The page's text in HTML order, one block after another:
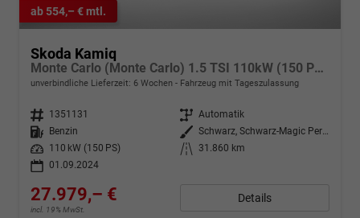
ab 554,– € mtl.
Skoda Kamiq
Monte Carlo (Monte Carlo) 1.5 TSI 110kW (150 PS) 7-Gang DSG
unverbindliche Lieferzeit: 6 Wochen Fahrzeug mit Tageszulassung
Fahrzeugnr. 1351131 Getriebe Automatik
Kraftstoff
Benzin Außenfarbe
Schwarz, Schwarz-Magic Perleffekt (1Z)
Leistung
110 kW (150 PS) Kilometerstand
31.860 km
01.09.2024
27.979,– €
incl. 19% MwSt.
Details